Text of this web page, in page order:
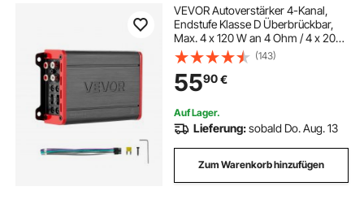
VEVOR Autoverstärker 4-Kanal,
Endstufe Klasse D Überbrückbar,
Max. 4 x 120 W an 4 Ohm / 4 x 200
W an 2 Ohm,
Hochleistungsverstärker für SUVs
Pickups Geländewagen Mehrkanal-
Audioverstärker
(143)
5590€
Auf Lager.
Lieferung:sobald Do. Aug. 13
Zum Warenkorb hinzufügen